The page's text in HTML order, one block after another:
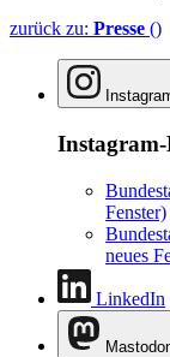
zurück zu: Presse ()
Fenster)
neues
LinkedIn